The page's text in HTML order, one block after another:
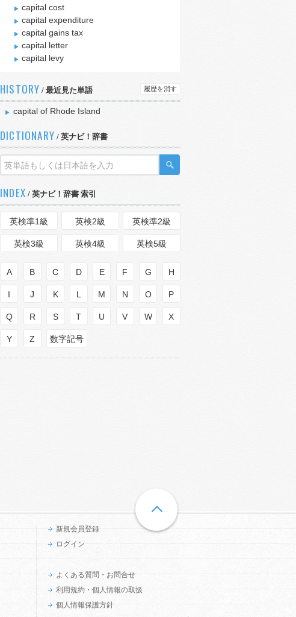
capital cost
capital expenditure
capital gains tax
capital letter
capital levy
HISTORY / 最近見た単語 履歴を消す
capital of Rhode Island
DICTIONARY / 英ナビ！辞書
INDEX / 英ナビ！辞書 索引
英検準1級 英検2級 英検準2級
英検3級 英検4級 英検5級
A B C D E F G H
I J K L M N O P
Q R S T U V W X
Y Z 数字記号
新規会員登録
ログイン
よくある質問・お問合せ
利用規約・個人情報の取扱
個人情報保護方針